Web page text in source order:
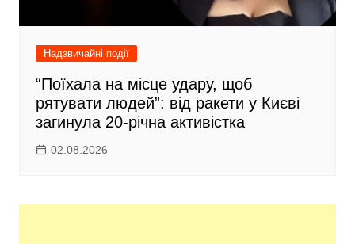
Надзвичайні події
“Поїхала на місце удару, щоб
рятувати людей”: від ракети у Києві
загинула 20-річна активістка
02.08.2026